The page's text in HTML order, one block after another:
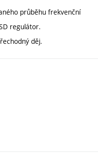
průběhu frekvenční
regulátor.
děj.